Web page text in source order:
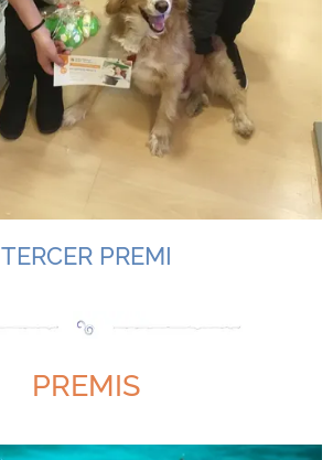
TERCER PREMI
PREMIS